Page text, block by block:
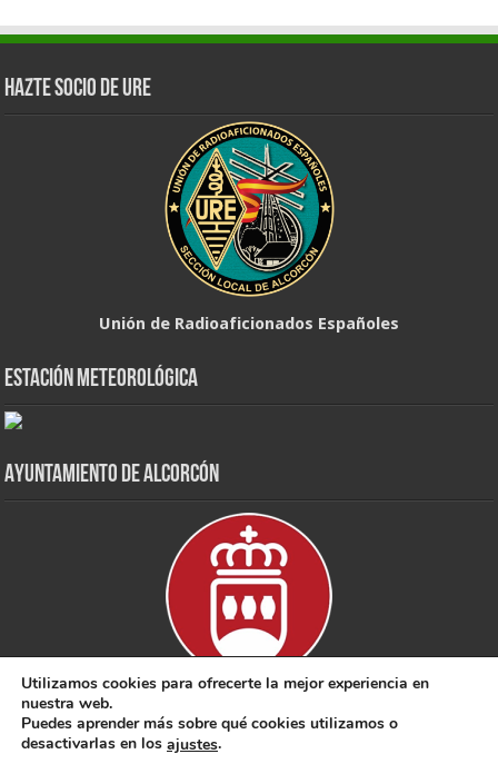
Hazte Socio de URE
Unión de Radioaficionados Españoles
Estación Meteorológica
Ayuntamiento de Alcorcón
Utilizamos cookies para ofrecerte la mejor experiencia en
nuestra web.
Puedes aprender más sobre qué cookies utilizamos o
desactivarlas en los ajustes.